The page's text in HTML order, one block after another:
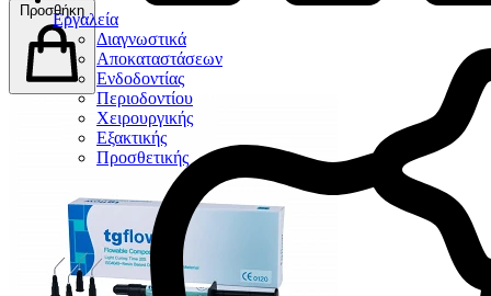
Εργαλεία
Διαγνωστικά
Αποκαταστάσεων
Ενδοδοντίας
Περιοδοντίου
Χειρουργικής
Εξακτικής
Προσθετικής
Προσθήκη